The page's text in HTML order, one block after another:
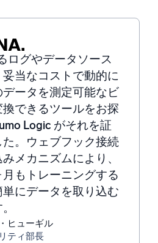
リティ
ーティング
解決
ログやデータソース
当なコストで動的に
ータを測定可能なビ
できるツールをお探
Logic がそれを証
。ウェブフック接続
メカニズムにより、
もトレーニングする
にデータを取り込む
ヒューギル
ティ部長